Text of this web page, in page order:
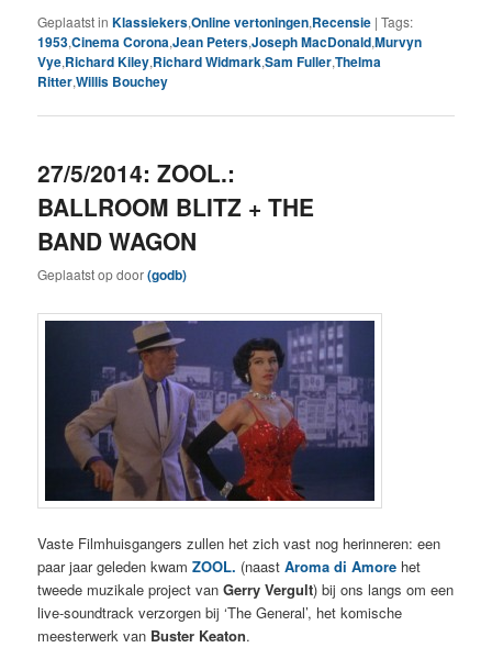
Geplaatst in Klassiekers,Online vertoningen,Recensie |Tags:
1953,Cinema Corona,Jean Peters,Joseph MacDonald,Murvyn
Vye,Richard Kiley,Richard Widmark,Sam Fuller,Thelma
Ritter,Willis Bouchey
27/5/2014: ZOOL.:
BALLROOM BLITZ + THE
BAND WAGON
Geplaatst opdoor(godb)
Vaste Filmhuisgangers zullen het zich vast nog herinneren: een
paar jaar geleden kwamZOOL. (naastAroma di Amore het
tweede muzikale project vanGerry Vergult) bij ons langs om een
live-soundtrack verzorgen bij ‘The General’, het komische
meesterwerk van Buster Keaton.